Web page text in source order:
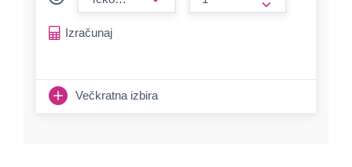
form.increase-
Izračunaj
Večkratna izbira